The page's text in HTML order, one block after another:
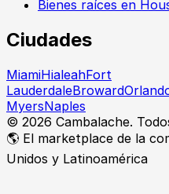
Bienes raíces en
Ciudades
MiamiHialeahFort
LauderdaleBroward
MyersNaples
© 2026 Cambalache.
🌎 El marketplace de la
Unidos y Latinoamérica